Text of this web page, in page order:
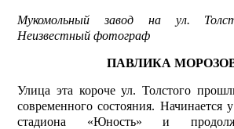
Мукомольный завод на ул.
Неизвестный фотограф
ПАВЛИКА
Улица эта короче ул. Толстого
современного состояния. Начинается
стадиона «Юность» и